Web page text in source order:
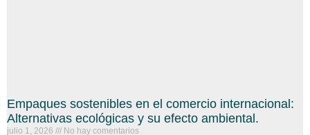
Empaques sostenibles en el comercio internacional:
Alternativas ecológicas y su efecto ambiental.
julio 1, 2026 No hay comentarios